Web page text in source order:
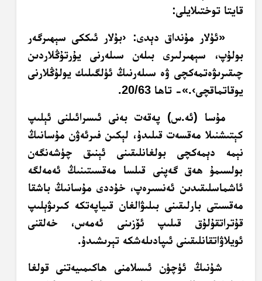
قايتا توختىلايلى:
«ئۇلار مۇنداق دېدى: ‹بۇلار ئىككى سېھىرگەر
بولۇپ، سېھىرلىرى بىلەن سىلەرنى يۇرتۇڭلاردىن
چىقىرىۋەتمەكچى ۋە سىلەرنىڭ ئۈلگىلىك يولۇڭلارنى
يوقاتماقچى›.»- تاھا 20/63.
مۇسا (ئە.س) پەقەت بەنى ئىسرائىلنى ئېلىپ
كېتىشنىلا مەقسەت قىلىدۇ، لېكىن فىرئەۋن مۇسانىڭ
نېمە دېمەكچى بولغانلىقىنى ئېنىق چۈشەنگەن
بولسىمۇ ھەق گەپنى قىلسا مەقسىتىنىڭ ئەمەلگە
ئاشماسلىقىدىن ئەنسىرەپ، خۇددى مۇسانىڭ باشقا
مەقسىتى بارلىقىنى بىلىۋالغان قىياپەتكە كىرىۋېلىپ
قۇتراتقۇلۇق قىلىپ ئۆزىنى ئەمەس، خەلقنى
ئويلاۋاتقانلىقىنى ئىپادىلەشكە تېرىشىدۇ.
شۇنىڭ ئۈچۈن ئىسلامنى ھاكىمىيەتنى قولغا